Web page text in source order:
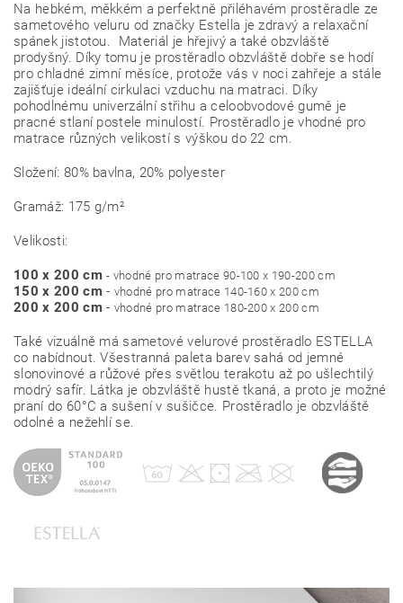
Na hebkém, měkkém a perfektně přiléhavém prostěradle ze
sametového veluru od značky Estella je zdravý a relaxační
spánek jistotou. Materiál je hřejivý a také obzvláště
prodyšný. Díky tomu je prostěradlo obzvláště dobře se hodí
pro chladné zimní měsíce, protože vás v noci zahřeje a stále
zajišťuje ideální cirkulaci vzduchu na matraci. Díky
pohodlnému univerzální střihu a celoobvodové gumě je
pracné stlaní postele minulostí. Prostěradlo je vhodné pro
matrace různých velikostí s výškou do 22 cm.
Složení: 80% bavlna, 20% polyester
Gramáž: 175 g/m²
Velikosti:
100 x 200 cm - vhodné pro matrace 90-100 x 190-200 cm
150 x 200 cm- vhodné pro matrace 140-160 x 200 cm
200 x 200 cm- vhodné pro matrace 180-200 x 200 cm
Také vizuálně má sametové velurové prostěradlo ESTELLA
co nabídnout. Všestranná paleta barev sahá od jemné
slonovinové a růžové přes světlou terakotu až po ušlechtilý
modrý safír. Látka je obzvláště hustě tkaná, a proto je možné
praní do 60°C a sušení v sušičce. Prostěradlo je obzvláště
odolné a nežehlí se.